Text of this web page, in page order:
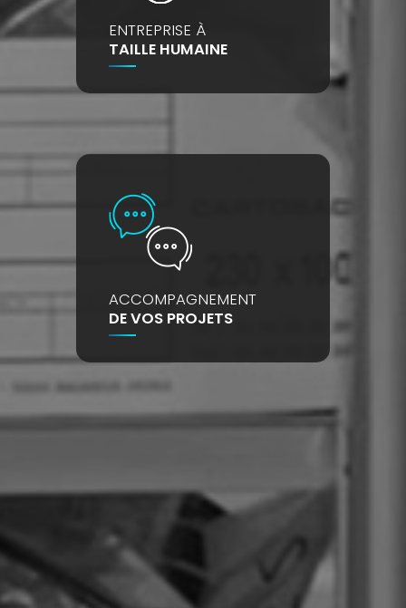
ENTREPRISE À
TAILLE HUMAINE
ACCOMPAGNEMENT
DE VOS PROJETS